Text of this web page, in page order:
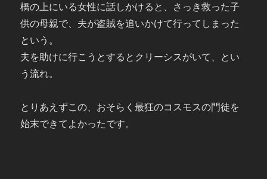
橋の上にいる女性に話しかけると、さっき救った子
供の母親で、夫が盗賊を追いかけて行ってしまった
という。
夫を助けに行こうとするとクリーシスがいて、とい
う流れ。
とりあえずこの、おそらく最狂のコスモスの門徒を
始末できてよかったです。